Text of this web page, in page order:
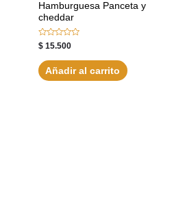
Hamburguesa Panceta y
cheddar
Valorado
con
de
5
$ 15.500
Añadir al carrito